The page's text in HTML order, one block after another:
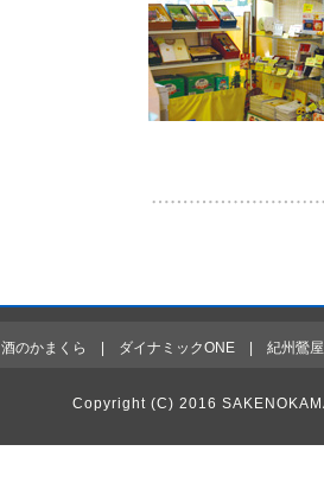
酒のかまくら ダイナミックONE| 紀州鶯屋
Copyright (C) 2016